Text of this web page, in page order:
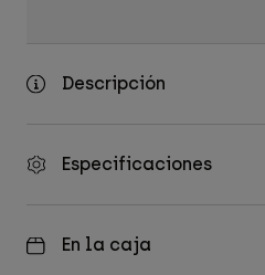
Descripción
Especificaciones
En la caja